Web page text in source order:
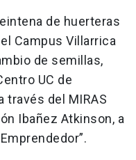
de huerteras
Campus Villarrica
de semillas,
UC de
través del MIRAS
Ibañez Atkinson, a